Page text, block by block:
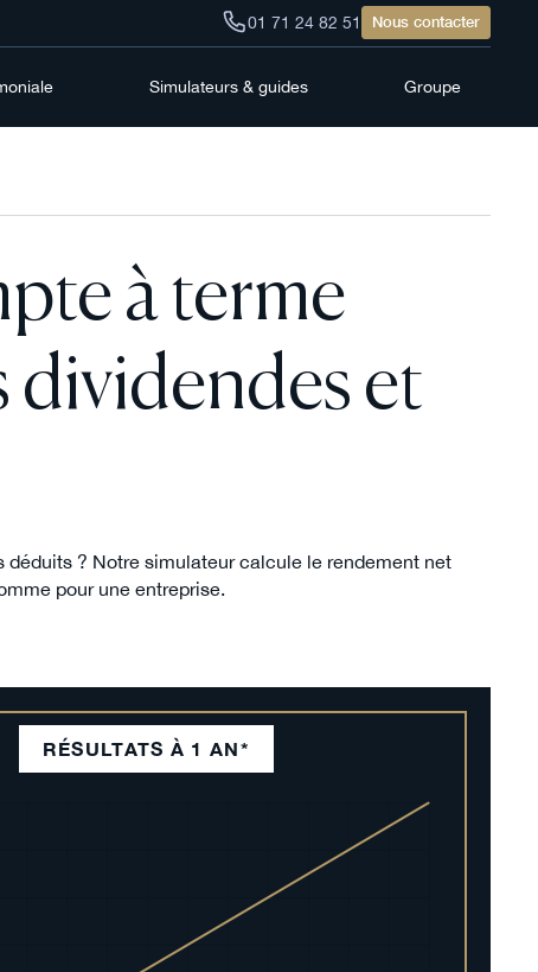
01 71 24 82 51 Nous contacter
Simulateurs & guides Groupe
à terme
dividendes et
? Notre simulateur calcule le rendement net
pour une entreprise.
RÉSULTATS À 1 AN*